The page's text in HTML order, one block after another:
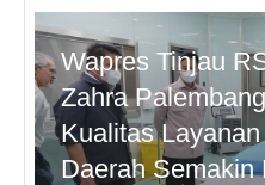
Wapres Tinjau
Zahra
Kualitas
Daerah Semakin